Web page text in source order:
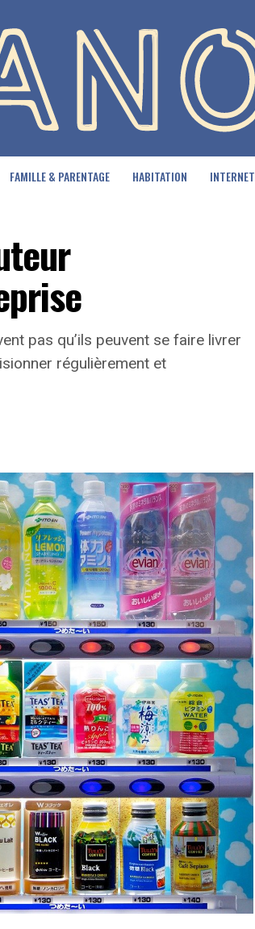
FAMILLE & PARENTAGE HABITATION INTERNET
pas qu’ils peuvent se faire livrer
régulièrement et